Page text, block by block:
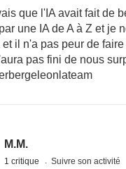
que l'IA avait fait de
une IA de A à Z et je
et il n'a pas peur de
pas fini de nous
M.M.
1 critique Suivre son activité